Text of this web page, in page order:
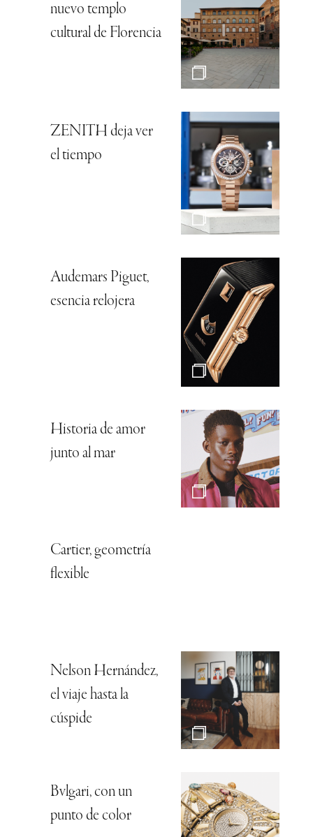
nuevo templo
cultural de Florencia
ZENITH deja ver
el tiempo
Audemars Piguet,
esencia relojera
Historia de amor
junto al mar
Cartier, geometría
flexible
Nelson Hernández,
el viaje hasta la
cúspide
Bvlgari, con un
punto de color